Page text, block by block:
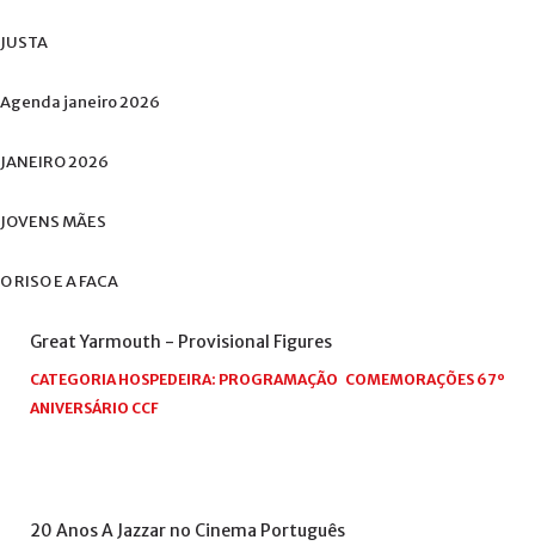
JUSTA
Agenda janeiro2026
JANEIRO2026
JOVENS MÃES
ORISOEAFACA
Great Yarmouth - Provisional Figures
CATEGORIA HOSPEDEIRA: PROGRAMAÇÃO COMEMORAÇÕES 67º
ANIVERSÁRIO CCF
20 AnosA Jazzar no Cinema Português